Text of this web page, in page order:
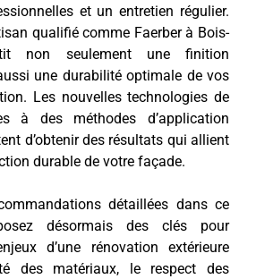
et un entretien régulier.
qualifié comme Faerber à Bois-
non seulement une finition
une durabilité optimale de vos
Les nouvelles technologies de
à des méthodes d’application
d’obtenir des résultats qui allient
durable de votre façade.
détaillées dans ce
désormais des clés pour
d’une rénovation extérieure
des matériaux, le respect des